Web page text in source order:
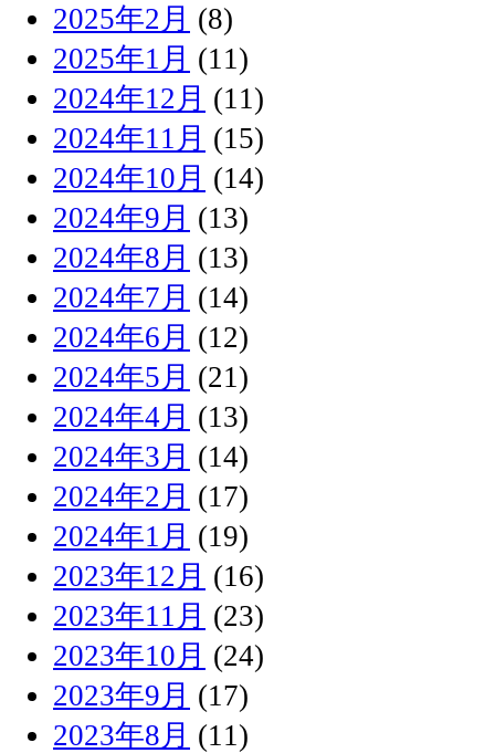
2025年2月 (8)
2025年1月 (11)
2024年12月 (11)
2024年11月 (15)
2024年10月 (14)
2024年9月 (13)
2024年8月 (13)
2024年7月 (14)
2024年6月 (12)
2024年5月 (21)
2024年4月 (13)
2024年3月 (14)
2024年2月 (17)
2024年1月 (19)
2023年12月 (16)
2023年11月 (23)
2023年10月 (24)
2023年9月 (17)
2023年8月 (11)